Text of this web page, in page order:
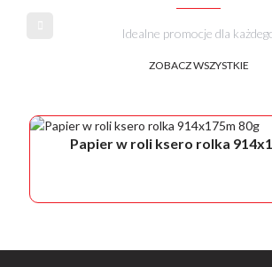
Idealne promocje dla
ZOBACZ WSZYSTKIE
Papier w roli ksero rolka